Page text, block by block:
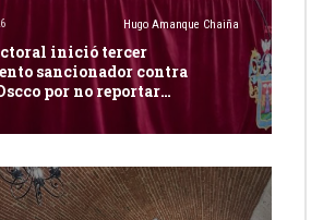
Hugo Amanque Chaiña
inició tercer
sancionador contra
por no reportar